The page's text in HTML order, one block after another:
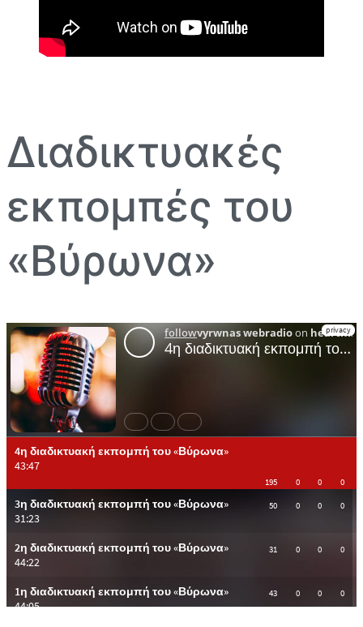
Διαδικτυακές
εκπομπές του
«Βύρωνα»